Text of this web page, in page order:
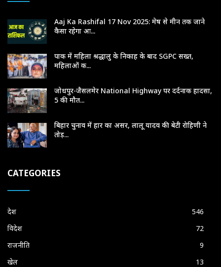
Aaj Ka Rashifal 17 Nov 2025: मेष से मीन तक जाने
कैसा रहेगा आ...
पाक में महिला श्रद्धालु के निकाह के बाद SGPC सख्त,
महिलाओं क...
जोधपुर-जैसलमेर National Highway पर दर्दनाक हादसा,
5 की मौत...
बिहार चुनाव में हार का असर, लालू यादव की बेटी रोहिणी ने
तोड़...
CATEGORIES
देश
546
विदेश
72
राजनीति
9
खेल
13